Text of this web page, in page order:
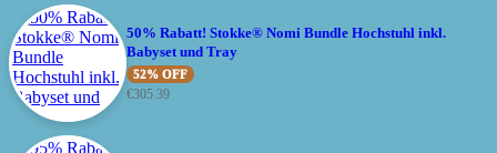
50% Rabatt! Stokke® Nomi Bundle Hochstuhl inkl.
Babyset und Tray
52% OFF
€305.39